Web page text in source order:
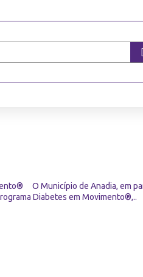
O Município de Anadia, em
Diabetes em Movimento®,..